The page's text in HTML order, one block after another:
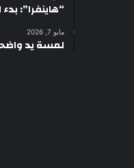
“هاينفرا”:
مايو 7, 2026
لمسة يد